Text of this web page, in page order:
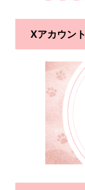
Xアカウント